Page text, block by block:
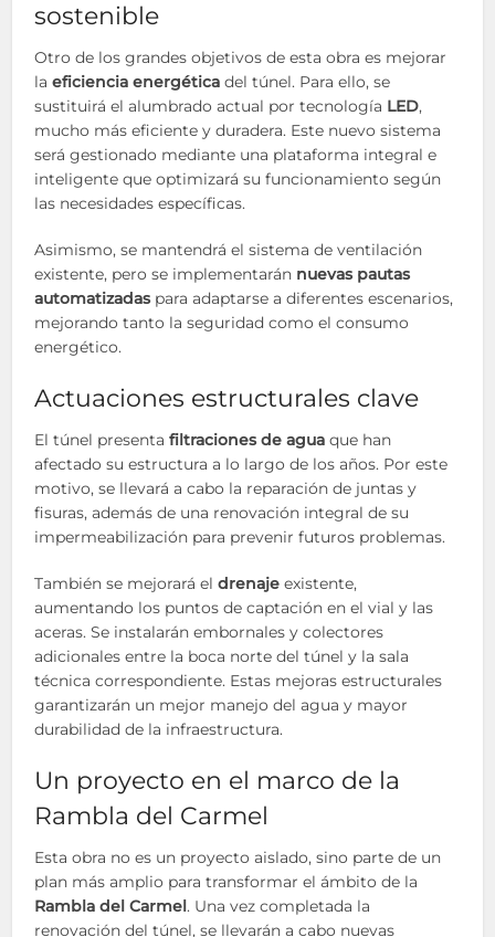
sostenible
Otro de los grandes objetivos de esta obra es mejorar
laeficiencia energética del túnel. Para ello, se
sustituirá el alumbrado actual por tecnología LED,
mucho más eficiente y duradera. Este nuevo sistema
será gestionado mediante una plataforma integral e
inteligente que optimizará su funcionamiento según
las necesidades específicas.
Asimismo, se mantendrá el sistema de ventilación
existente, pero se implementarán nuevas pautas
automatizadaspara adaptarse a diferentes escenarios,
mejorando tanto la seguridad como el consumo
energético.
Actuaciones estructurales clave
El túnel presentafiltraciones de agua que han
afectado su estructura a lo largo de los años. Por este
motivo, se llevará a cabo la reparación de juntas y
fisuras, además de una renovación integral de su
impermeabilización para prevenir futuros problemas.
También se mejorará eldrenaje existente,
aumentando los puntos de captación en el vial y las
aceras. Se instalarán embornales y colectores
adicionales entre la boca norte del túnel y la sala
técnica correspondiente. Estas mejoras estructurales
garantizarán un mejor manejo del agua y mayor
durabilidad de la infraestructura.
Un proyecto en el marco de la
Rambla del Carmel
Esta obra no es un proyecto aislado, sino parte de un
plan más amplio para transformar el ámbito de la
Rambla del Carmel. Una vez completada la
renovación del túnel, se llevarán a cabo nuevas